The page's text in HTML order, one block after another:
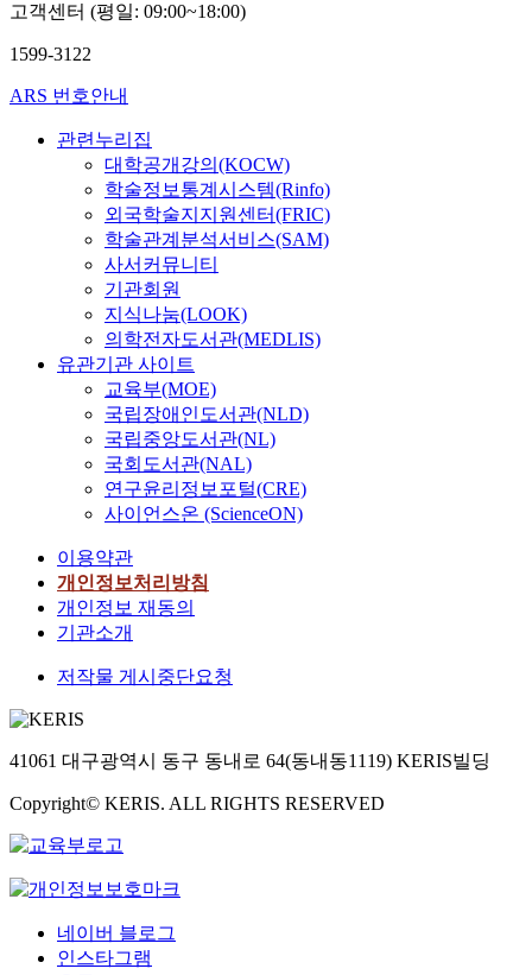
고객센터 (평일: 09:00~18:00)
1599-3122
ARS 번호안내
관련누리집
대학공개강의(KOCW)
학술정보통계시스템(Rinfo)
외국학술지지원센터(FRIC)
학술관계분석서비스(SAM)
사서커뮤니티
기관회원
지식나눔(LOOK)
의학전자도서관(MEDLIS)
유관기관 사이트
교육부(MOE)
국립장애인도서관(NLD)
국립중앙도서관(NL)
국회도서관(NAL)
연구윤리정보포털(CRE)
사이언스온 (ScienceON)
이용약관
개인정보처리방침
개인정보 재동의
기관소개
저작물 게시중단요청
41061 대구광역시 동구 동내로 64(동내동1119) KERIS빌딩
Copyright© KERIS. ALL RIGHTS RESERVED
네이버 블로그
인스타그램